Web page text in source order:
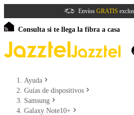
Envíos GRATIS
Consulta si te llega la fibra a casa
Ayuda
Guías de dispositivos
Samsung
Galaxy Note10+